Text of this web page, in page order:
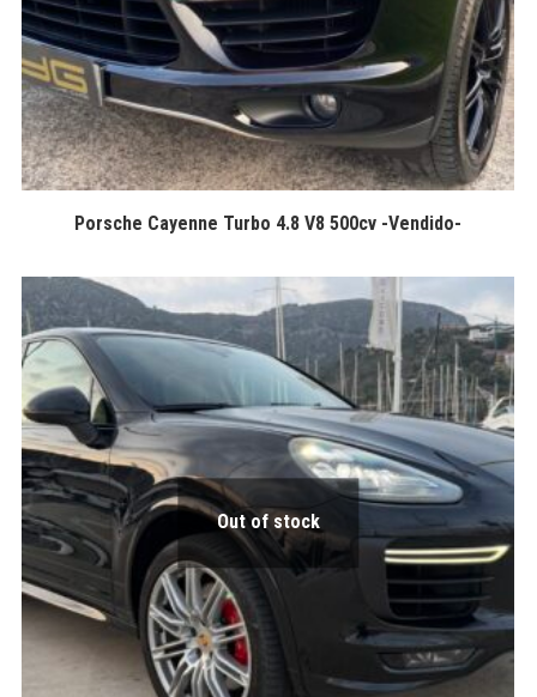
Porsche Cayenne Turbo 4.8 V8 500cv -Vendido-
Out of stock